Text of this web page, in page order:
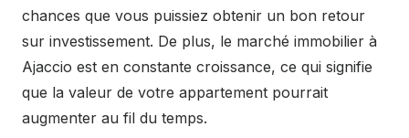
chances que vous puissiez obtenir un bon retour
sur investissement. De plus, le marché immobilier à
Ajaccio est en constante croissance, ce qui signifie
que la valeur de votre appartement pourrait
augmenter au fil du temps.